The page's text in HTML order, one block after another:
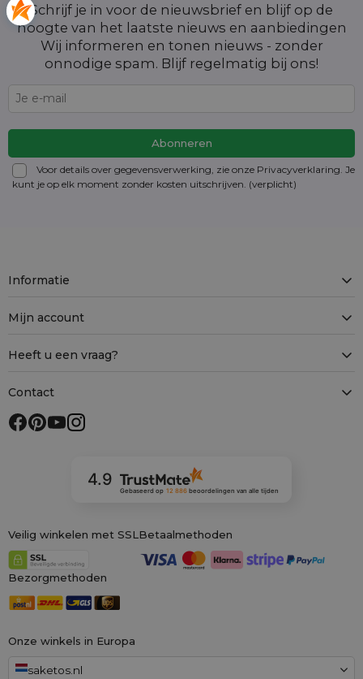
Schrijf je in voor de nieuwsbrief en blijf op de
hoogte van het laatste nieuws en aanbiedingen
Wij informeren en tonen nieuws - zonder
onnodige spam. Blijf regelmatig bij ons!
Voor details over gegevensverwerking, zie onze Privacyverklaring. Je
kunt je op elk moment zonder kosten uitschrijven. (verplicht)
Onze winkels in Europa
saketos.nl
Informatie
Mijn account
Heeft u een vraag?
Contact
4.9
Gebaseerd op 12 886 beoordelingenvan alle tijden
Veilig winkelen met SSLBetaalmethoden
Bezorgmethoden